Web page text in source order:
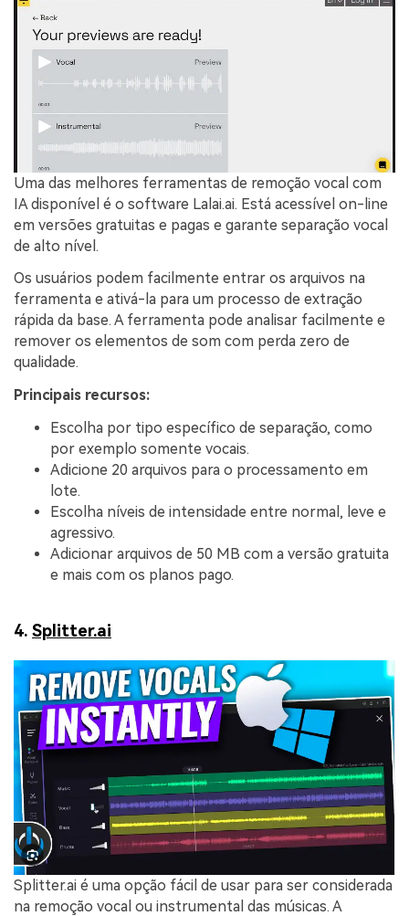
Uma das melhores ferramentas de remoção vocal com
IA disponível é o software Lalai.ai. Está acessível on-line
em versões gratuitas e pagas e garante separação vocal
de alto nível.
Os usuários podem facilmente entrar os arquivos na
ferramenta e ativá-la para um processo de extração
rápida da base. A ferramenta pode analisar facilmente e
remover os elementos de som com perda zero de
qualidade.
Principais recursos:
Escolha por tipo específico de separação, como
por exemplo somente vocais.
Adicione 20 arquivos para o processamento em
lote.
Escolha níveis de intensidade entre normal, leve e
agressivo.
Adicionar arquivos de 50 MB com a versão gratuita
e mais com os planos pago.
4. Splitter.ai
Splitter.ai é uma opção fácil de usar para ser considerada
na remoção vocal ou instrumental das músicas. A